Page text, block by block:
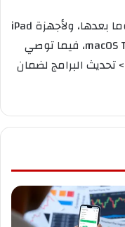
وتتوفر التحديثات لهواتف iPhone 11 وما بعدها، ولأجهزة iPad
المتوافقة، إضافة إلى حواسيب macOS Tahoe، فيما توصي
تحديث البرامج لضمان